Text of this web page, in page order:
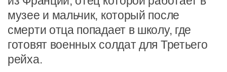
музее и мальчик, который после
смерти отца попадает в школу, где
готовят военных солдат для Третьего
рейха.